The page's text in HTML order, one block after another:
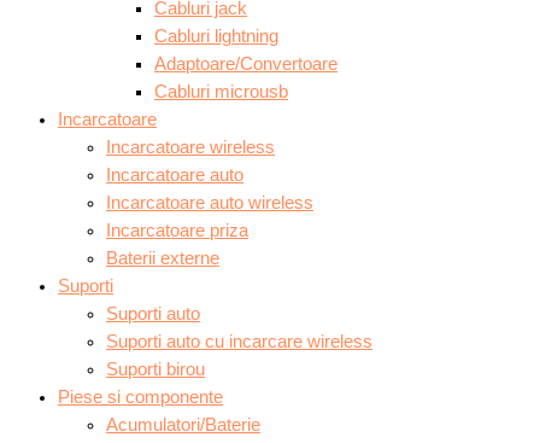
Cabluri jack
Cabluri lightning
Adaptoare/Convertoare
Cabluri microusb
Incarcatoare
Incarcatoare wireless
Incarcatoare auto
Incarcatoare auto wireless
Incarcatoare priza
Baterii externe
Suporti
Suporti auto
Suporti auto cu incarcare wireless
Suporti birou
Piese si componente
Acumulatori/Baterie